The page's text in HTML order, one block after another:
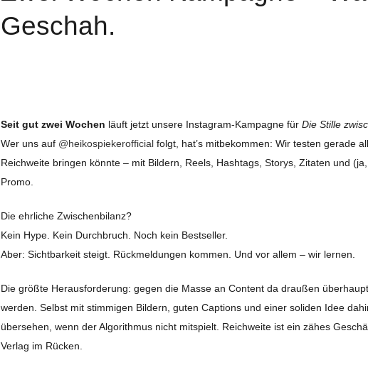
Geschah.
Seit gut zwei Wochen läuft jetzt unsere Instagram-Kampagne für Die Stille
Wer uns auf @heikospiekerofficial folgt, hat’s mitbekommen: Wir testen gerade
Reichweite bringen könnte – mit Bildern, Reels, Hashtags, Storys, Zitaten und
Promo.
Die ehrliche Zwischenbilanz?
Kein Hype. Kein Durchbruch. Noch kein Bestseller.
Aber: Sichtbarkeit steigt. Rückmeldungen kommen. Und vor allem – wir lernen.
Die größte Herausforderung: gegen die Masse an Content da draußen
werden. Selbst mit stimmigen Bildern, guten Captions und einer soliden Idee
übersehen, wenn der Algorithmus nicht mitspielt. Reichweite ist ein zähes
Verlag im Rücken.